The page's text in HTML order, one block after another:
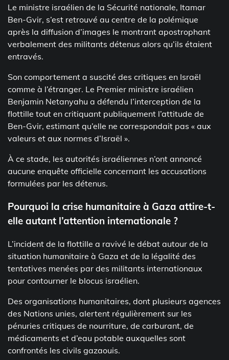
Le ministre israélien de la Sécurité nationale, Itamar
Ben-Gvir, s’est retrouvé au centre de la polémique
après la diffusion d’images le montrant apostrophant
verbalement des militants détenus alors qu’ils étaient
entravés.
Son comportement a suscité des critiques en Israël
comme à l’étranger. Le Premier ministre israélien
Benjamin Netanyahu a défendu l’interception de la
flottille tout en critiquant publiquement l’attitude de
Ben-Gvir, estimant qu’elle ne correspondait pas « aux
valeurs et aux normes d’Israël ».
À ce stade, les autorités israéliennes n’ont annoncé
aucune enquête officielle concernant les accusations
formulées par les détenus.
Pourquoi la crise humanitaire à Gaza attire-t-
elle autant l’attention internationale ?
L’incident de la flottille a ravivé le débat autour de la
situation humanitaire à Gaza et de la légalité des
tentatives menées par des militants internationaux
pour contourner le blocus israélien.
Des organisations humanitaires, dont plusieurs agences
des Nations unies, alertent régulièrement sur les
pénuries critiques de nourriture, de carburant, de
médicaments et d’eau potable auxquelles sont
confrontés les civils gazaouis.